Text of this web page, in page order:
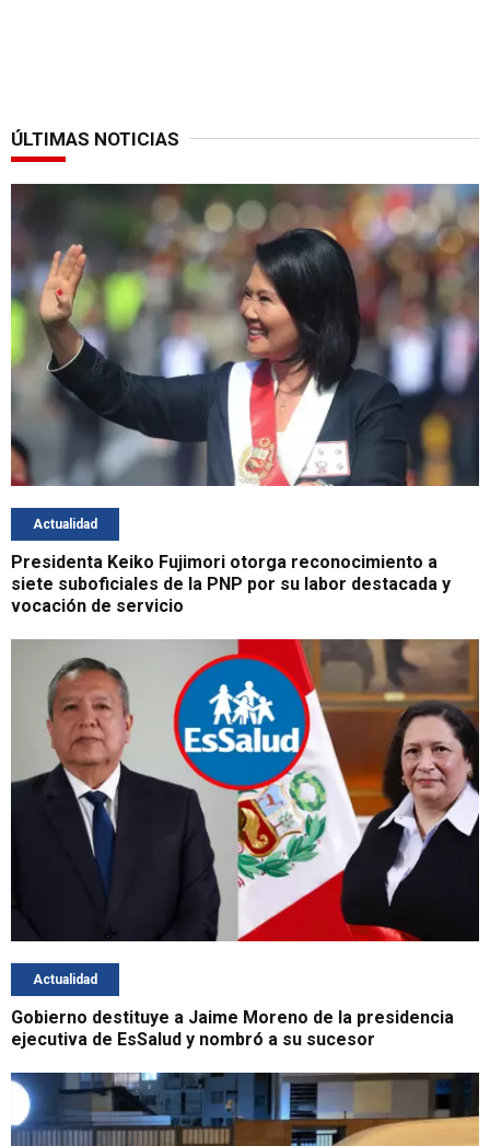
ÚLTIMAS NOTICIAS
Actualidad
Presidenta Keiko Fujimori otorga reconocimiento a
siete suboficiales de la PNP por su labor destacada y
vocación de servicio
Actualidad
Gobierno destituye a Jaime Moreno de la presidencia
ejecutiva de EsSalud y nombró a su sucesor